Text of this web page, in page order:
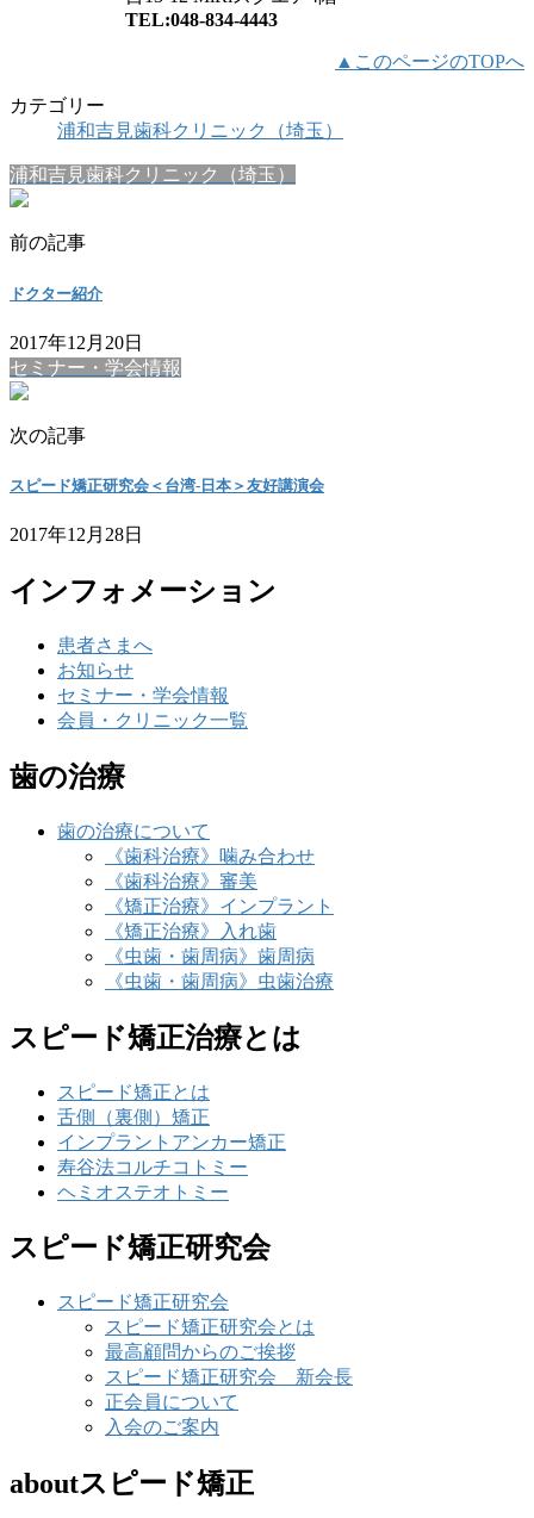
TEL:048-834-4443
▲このページのTOPへ
カテゴリー
浦和吉見歯科クリニック（埼玉）
浦和吉見歯科クリニック（埼玉）
前の記事
ドクター紹介
2017年12月20日
セミナー・学会情報
次の記事
スピード矯正研究会＜台湾-日本＞友好講演会
2017年12月28日
インフォメーション
患者さまへ
お知らせ
セミナー・学会情報
会員・クリニック一覧
歯の治療
歯の治療について
《歯科治療》噛み合わせ
《歯科治療》審美
《矯正治療》インプラント
《矯正治療》入れ歯
《虫歯・歯周病》歯周病
《虫歯・歯周病》虫歯治療
スピード矯正治療とは
スピード矯正とは
舌側（裏側）矯正
インプラントアンカー矯正
寿谷法コルチコトミー
ヘミオステオトミー
スピード矯正研究会
スピード矯正研究会
スピード矯正研究会とは
最高顧問からのご挨拶
スピード矯正研究会 新会長
正会員について
入会のご案内
aboutスピード矯正